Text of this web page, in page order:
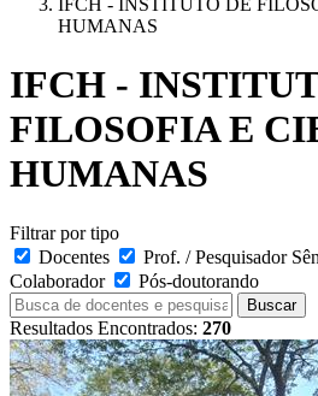
IFCH - INSTITUTO DE
HUMANAS
IFCH -
FILOSOFIA E
HUMANAS
Filtrar por tipo
Docentes
Prof. / Pesquisador
Colaborador
Pós-doutorando
Buscar
Resultados Encontrados: 270